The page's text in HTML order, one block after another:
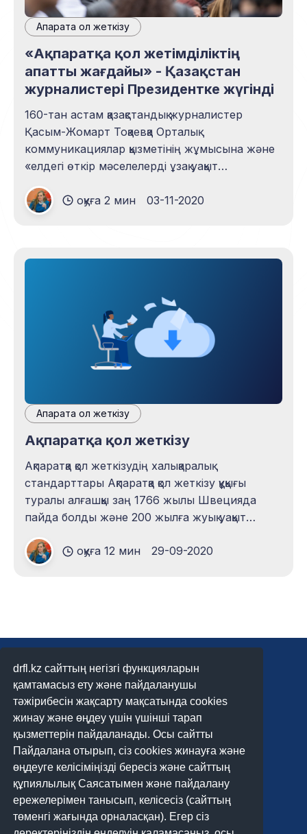
drfl.kz сайттың негізгі функцияларын
қамтамасыз ету және пайдаланушы
тәжірибесін жақсарту мақсатында cookies
жинау және өңдеу үшін үшінші тарап
қызметтерін пайдаланады. Осы сайтты
Пайдалана отырып, сіз cookies жинауға және
өңдеуге келісіміңізді бересіз және сайттың
құпиялылық Саясатымен және пайдалану
ережелерімен танысып, келісесіз (сайттың
төменгі жағында орналасқан). Егер сіз
Ақпаратқа қол жеткізу
«Ақпаратқа қол жетімділіктің
апатты жағдайы» - Қазақстан
журналистері Президентке жүгінді
160-тан астам қазақстандық журналистер
Қасым-Жомарт Тоқаевқа Орталық
коммуникациялар қызметінің жұмысына және
«елдегі өткір мәселелерді ұзақ уақыт
қойды. БАҚ өкілдері онлайн-брифингтер
модераторлары алдын ала жіберілген
оқуға 2 мин 03-11-2020
Ақпаратқа қол жеткізу
Ақпаратқа қол жеткізу
Ақпаратқа қол жеткізудің халықаралық
стандарттары Ақпаратқа қол жеткізу құқығы
туралы алғашқы заң 1766 жылы Швецияда
пайда болды және 200 жылға жуық уақыт
Ол ұлттық Парламентке патшадан ақпарат
алуға мүмкіндік берді. 1951 жылы Ақпаратқа қол
оқуға 12 мин 29-09-2020
Құпиялылық саясаты
Сайтты пайдалану ережелері
Тіл
Қазақ
Русский